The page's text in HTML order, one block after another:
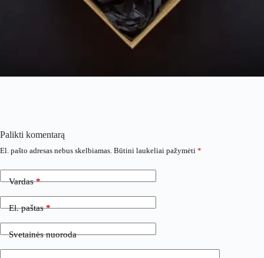
Palikti komentarą
El. pašto adresas nebus skelbiamas. Būtini laukeliai pažymėti *
Vardas*
El. paštas*
Svetainės nuoroda